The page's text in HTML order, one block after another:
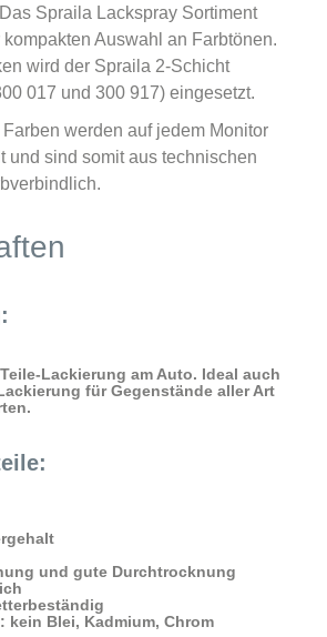
Spraila Lackspray Sortiment
Auswahl an Farbtönen.
wird der Spraila 2-Schicht
017 und 300 917) eingesetzt.
werden auf jedem Monitor
und sind somit aus technischen
Lackierung am Auto. Ideal auch
für Gegenstände aller Art
und gute Durchtrocknung
kein Blei, Kadmium, Chrom